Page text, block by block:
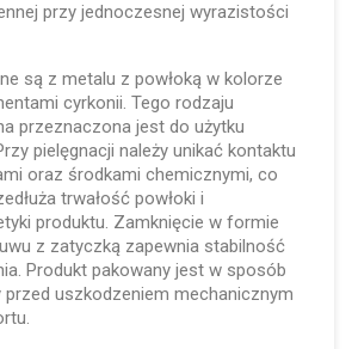
przy jednoczesnej wyrazistości
są z metalu z powłoką w kolorze
cyrkonii. Tego rodzaju
przeznaczona jest do użytku
pielęgnacji należy unikać kontaktu
oraz środkami chemicznymi, co
trwałość powłoki i
produktu. Zamknięcie w formie
z zatyczką zapewnia stabilność
Produkt pakowany jest w sposób
przed uszkodzeniem mechanicznym